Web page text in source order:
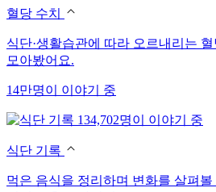
혈당 수치
식단·생활습관에 따라 오르내리는
모아봤어요.
14만명이 이야기 중
134,702명이 이야기 중
식단 기록
먹은 음식을 정리하며 변화를 살펴